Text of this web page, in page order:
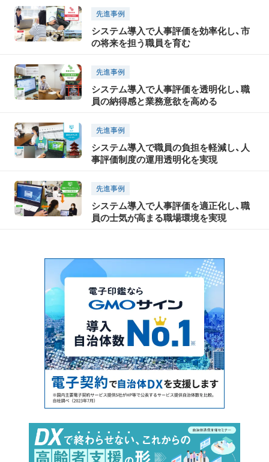
先進事例
システム導入で人事評価を効率化し、市
の将来を担う職員を育む
先進事例
システム導入で人事評価を透明化し、職
員の納得感と業務意欲を高める
先進事例
システム導入で職員の負担を軽減し、人
事評価制度の運用透明化を実現
先進事例
システム導入で人事評価を適正化し、職
員の士気が高まる職場環境を実現